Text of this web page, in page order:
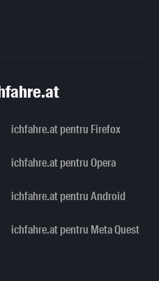
ichfahre.at pentru Firefox
ichfahre.at pentru Opera
ichfahre.at pentru Android
ichfahre.at pentru Meta Quest